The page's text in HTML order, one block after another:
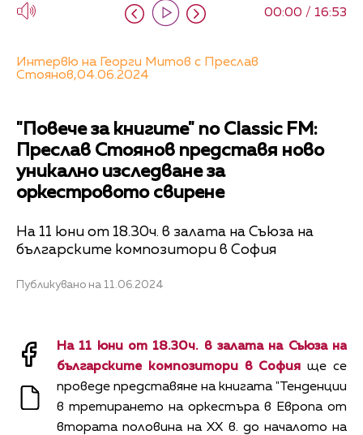
00:00 / 16:53
Интервю на Георги Митов с Преслав
Стоянов,04.06.2024
"Повече за книгите" по Classic FM:
Преслав Стоянов представя ново
уникално изследване за
оркестровото свирене
На 11 юни от 18.30ч. в залата на Съюза на
българските композитори в София
Публикувано на 11.06.2024
На 11 юни от 18.30ч. в залата на Съюза на
българските композитори в София ще се
проведе представяне на книгата "Тенденции
в третирането на оркестъра в Европа от
втората половина на ХХ в. до началото на